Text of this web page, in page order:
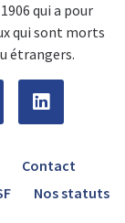
qui a pour
qui sont morts
étrangers.
Contact
Nos statuts